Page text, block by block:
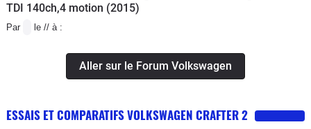
TDI 140ch,4 motion (2015)
Par le // à :
Aller sur le Forum Volkswagen
ESSAIS ET COMPARATIFS VOLKSWAGEN CRAFTER 2